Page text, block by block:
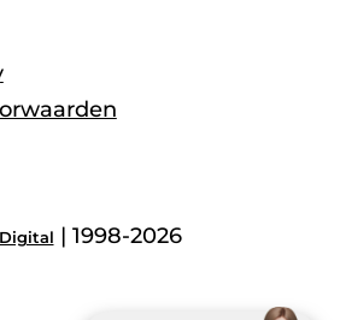
| 1998-2026